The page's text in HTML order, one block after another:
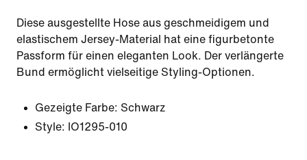
Diese ausgestellte Hose aus geschmeidigem und
elastischem Jersey-Material hat eine figurbetonte
Passform für einen eleganten Look. Der verlängerte
Bund ermöglicht vielseitige Styling-Optionen.
Gezeigte Farbe: Schwarz
Style: IO1295-010